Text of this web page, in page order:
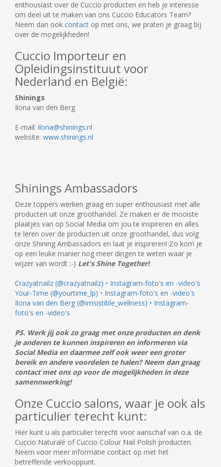
enthousiast over de Cuccio producten en heb je interesse
om deel uit te maken van ons Cuccio Educators Team?
Neem dan ook contact op met ons, we praten je graag bij
over de mogelijkheden!
Cuccio Importeur en
Opleidingsinstituut voor
Nederland en België:
Shinings
Ilona van den Berg
E-mail: ilona@shinings.nl
website: www.shinings.nl
Shinings Ambassadors
Deze toppers werken graag en super enthousiast met alle
producten uit onze groothandel. Ze maken er de mooiste
plaatjes van op Social Media om jou te inspireren en alles
te leren over de producten uit onze groothandel, dus volg
onze Shining Ambassadors en laat je inspireren! Zo kom je
op een leuke manier nog meer dingen te weten waar je
wijzer van wordt ;-) Let's Shine Together!
Crazyatnailz (@crazyatnailz) • Instagram-foto's en -video's
Your-Time (@yourtime_lp) • Instagram-foto's en -video's
Ilona van den Berg (@irrisistible_wellness) • Instagram-
foto's en -video's
PS. Werk jij ook zo graag met onze producten en denk
je anderen te kunnen inspireren en informeren via
Social Media en daarmee zelf ook weer een groter
bereik en andere voordelen te halen? Neem dan graag
contact met ons op voor de mogelijkheden in deze
samennwerking!
Onze Cuccio salons, waar je ook als
particulier terecht kunt:
Hier kunt u als particulier terecht voor aanschaf van o.a. de
Cuccio Naturalé of Cuccio Colour Nail Polish producten.
Neem voor meer informatie contact op met het
betreffende verkooppunt.